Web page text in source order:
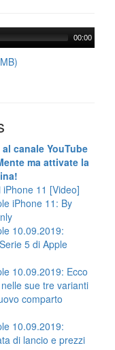
00:00
canale YouTube
ma attivate la
iPhone 11 [Video]
iPhone 11: By
10.09.2019:
5 di Apple
10.09.2019: Ecco
sue tre varianti
comparto
10.09.2019:
di lancio e prezzi